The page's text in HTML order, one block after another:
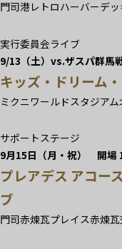
門司港レトロハーバーデ
実行委員会ライブ
9/13（土）vs.ザスパ群馬
キッズ・ドリーム
ミクニワールドスタジア
サポートステージ
9月15日（月・祝） 開場
プレアデス アコー
ブ
門司赤煉瓦プレイス赤煉